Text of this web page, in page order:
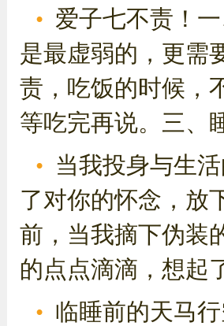
爱子七不责！
是最虚弱的，更需
责，吃饭的时候，
等吃完再说。三、
当我投身与生
了对你的怀念，放
前，当我摘下伪装
的点点滴滴，想起
临睡前的天马